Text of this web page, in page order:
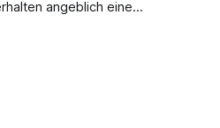
angeblich eine